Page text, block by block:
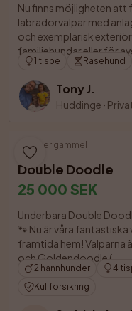
Nu finns möjligheten att
labradorvalpar med
och exemplarisk
familjehundar eller för
1 tispe Rasehund
Tony J.
Huddinge ·
4 uker gammel
Double Doodle
25 000 SEK
Underbara Double
🐾 Nu är våra
framtida hem! Valparna
och Goldendoodle (
2 hannhunder 4
Kullforsikring